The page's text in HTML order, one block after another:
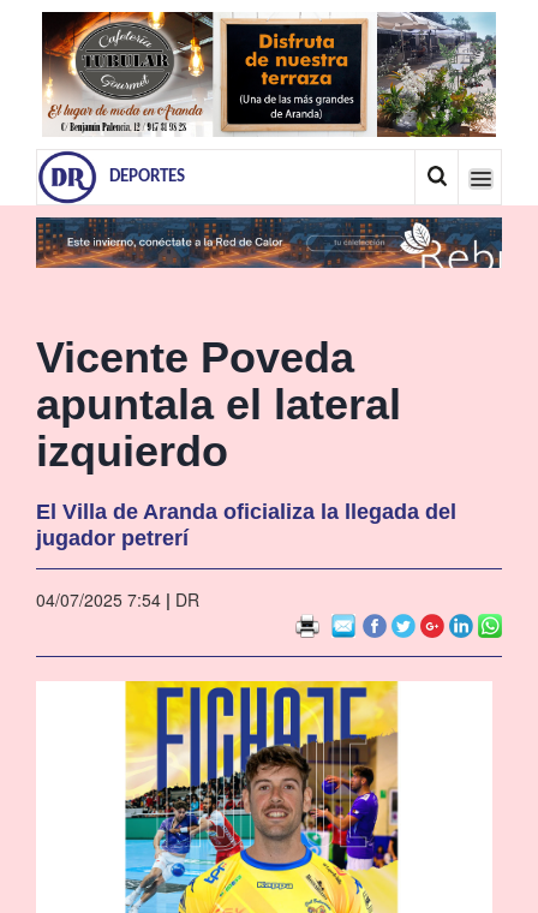
DEPORTES
Vicente Poveda
apuntala el lateral
izquierdo
El Villa de Aranda oficializa la llegada del
jugador petrerí
04/07/2025 7:54 | DR